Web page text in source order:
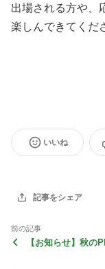
出場される方や、
楽しんできてくだ
いいね
記事をシェア
前の記事
【お知らせ】秋の